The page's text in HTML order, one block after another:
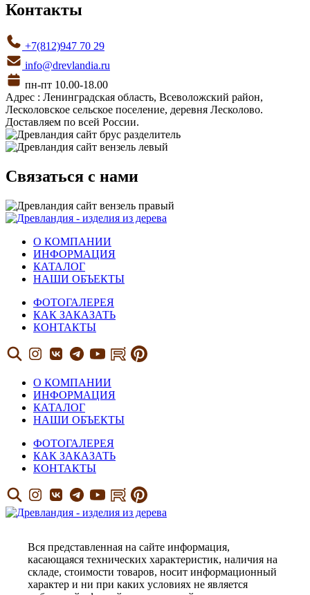
Контакты
+7(812)947 70 29
info@drevlandia.ru
пн-пт 10.00-18.00
Адрес : Ленинградская область, Всеволожский район,
Лесколовское сельское поселение, деревня Лесколово.
Доставляем по всей России.
Связаться с нами
О КОМПАНИИ
ИНФОРМАЦИЯ
КАТАЛОГ
НАШИ ОБЪЕКТЫ
ФОТОГАЛЕРЕЯ
КАК ЗАКАЗАТЬ
КОНТАКТЫ
О КОМПАНИИ
ИНФОРМАЦИЯ
КАТАЛОГ
НАШИ ОБЪЕКТЫ
ФОТОГАЛЕРЕЯ
КАК ЗАКАЗАТЬ
КОНТАКТЫ
Вся представленная на сайте информация,
касающаяся технических характеристик, наличия на
складе, стоимости товаров, носит информационный
характер и ни при каких условиях не является